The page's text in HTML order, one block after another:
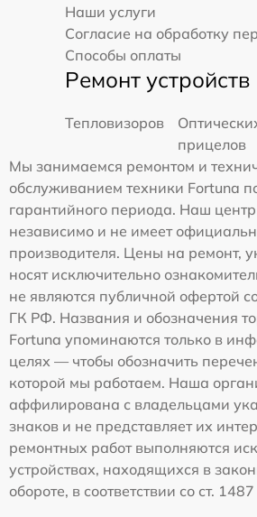
Наши услуги
Согласие на обработку
Способы оплаты
Ремонт устройств
Тепловизоров
прицелов
Мы занимаемся ремонтом и
обслуживанием техники Fortuna
гарантийного периода. Наш
независимо и не имеет
производителя. Цены на ремонт,
носят исключительно
не являются публичной офертой
ГК РФ. Названия и обозначения
Fortuna упоминаются только в
целях — чтобы обозначить
которой мы работаем. Наша
аффилирована с владельцами
знаков и не представляет их
ремонтных работ выполняются
устройствах, находящихся в
обороте, в соответствии со ст.